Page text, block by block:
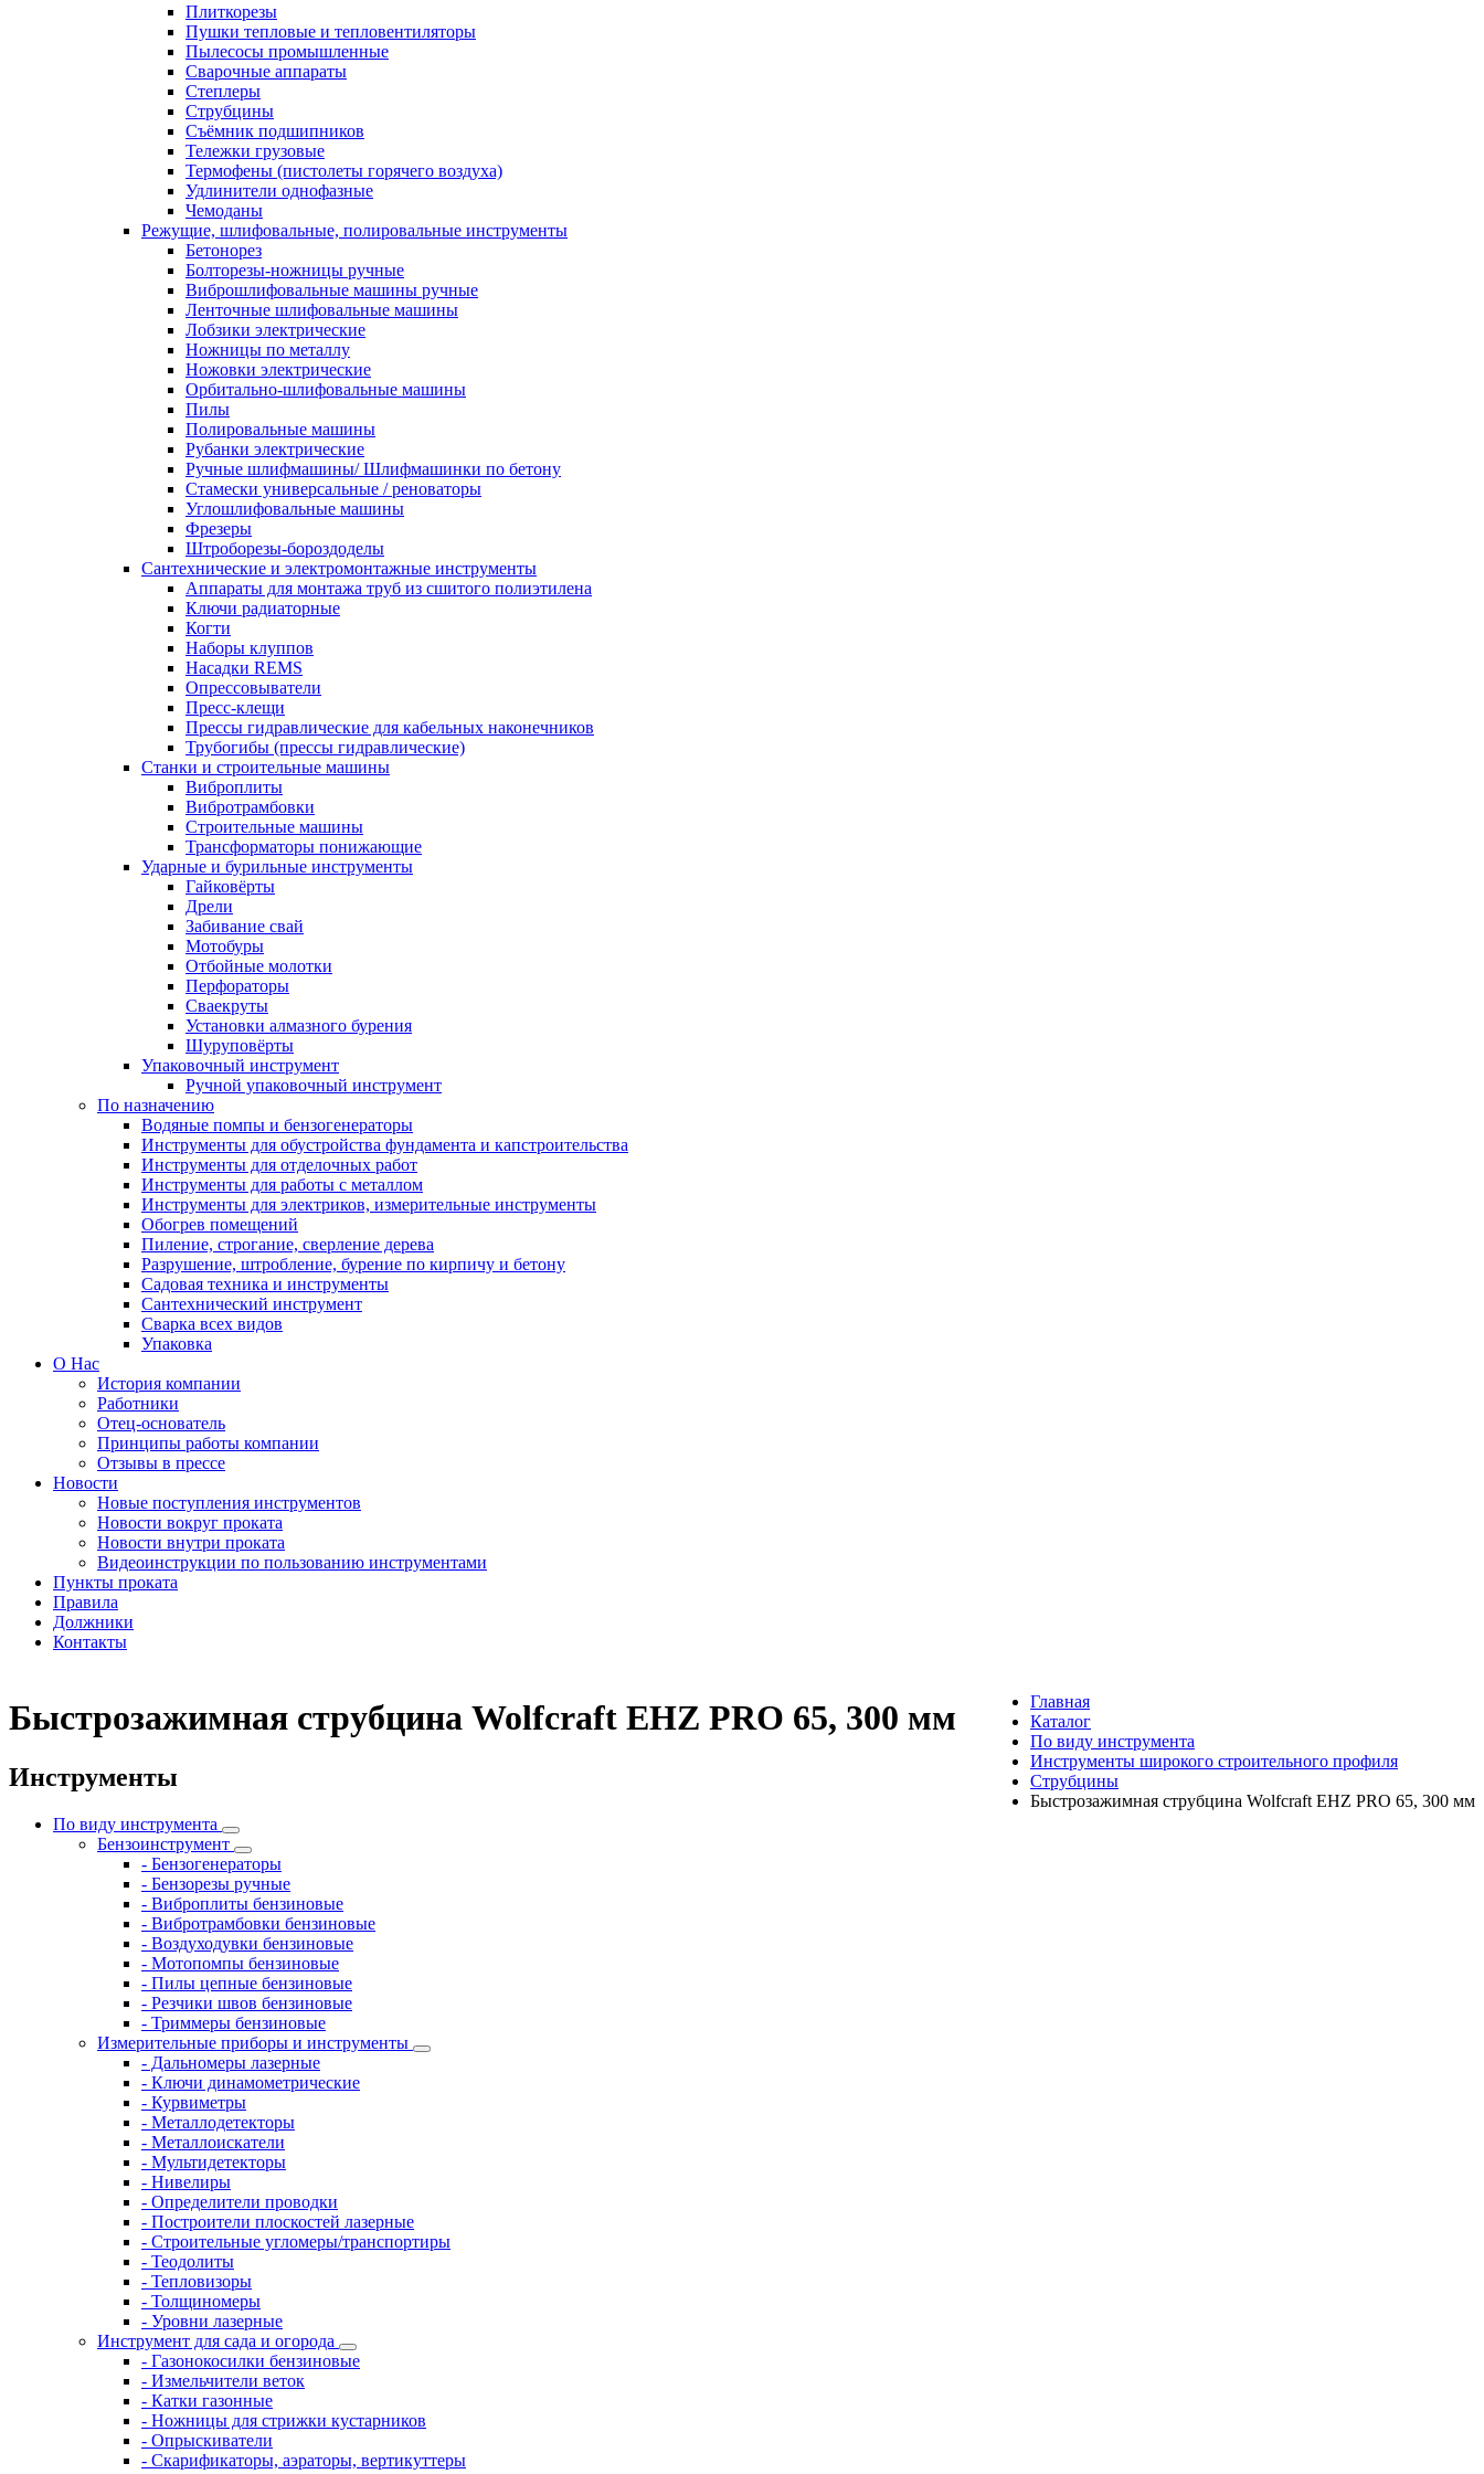
Плиткорезы
Пушки тепловые и тепловентиляторы
Пылесосы промышленные
Сварочные аппараты
Степлеры
Струбцины
Съёмник подшипников
Тележки грузовые
Термофены (пистолеты горячего воздуха)
Удлинители однофазные
Чемоданы
Режущие, шлифовальные, полировальные инструменты
Бетонорез
Болторезы-ножницы ручные
Виброшлифовальные машины ручные
Ленточные шлифовальные машины
Лобзики электрические
Ножницы по металлу
Ножовки электрические
Орбитально-шлифовальные машины
Пилы
Полировальные машины
Рубанки электрические
Ручные шлифмашины/ Шлифмашинки по бетону
Стамески универсальные / реноваторы
Углошлифовальные машины
Фрезеры
Штроборезы-бороздоделы
Сантехнические и электромонтажные инструменты
Аппараты для монтажа труб из сшитого полиэтилена
Ключи радиаторные
Когти
Наборы клуппов
Насадки REMS
Опрессовыватели
Пресс-клещи
Прессы гидравлические для кабельных наконечников
Трубогибы (прессы гидравлические)
Станки и строительные машины
Виброплиты
Вибротрамбовки
Строительные машины
Трансформаторы понижающие
Ударные и бурильные инструменты
Гайковёрты
Дрели
Забивание свай
Мотобуры
Отбойные молотки
Перфораторы
Сваекруты
Установки алмазного бурения
Шуруповёрты
Упаковочный инструмент
Ручной упаковочный инструмент
По назначению
Водяные помпы и бензогенераторы
Инструменты для обустройства фундамента и капстроительства
Инструменты для отделочных работ
Инструменты для работы с металлом
Инструменты для электриков, измерительные инструменты
Обогрев помещений
Пиление, строгание, сверление дерева
Разрушение, штробление, бурение по кирпичу и бетону
Садовая техника и инструменты
Сантехнический инструмент
Сварка всех видов
Упаковка
О Нас
История компании
Работники
Отец-основатель
Принципы работы компании
Отзывы в прессе
Новости
Новые поступления инструментов
Новости вокруг проката
Новости внутри проката
Видеоинструкции по пользованию инструментами
Пункты проката
Правила
Должники
Контакты
Быстрозажимная струбцина Wolfcraft EHZ PRO 65, 300 мм
Главная
Каталог
По виду инструмента
Инструменты широкого строительного профиля
Струбцины
Быстрозажимная струбцина Wolfcraft EHZ PRO 65, 300 мм
Инструменты
По виду инструмента
Бензоинструмент
- Бензогенераторы
- Бензорезы ручные
- Виброплиты бензиновые
- Вибротрамбовки бензиновые
- Воздуходувки бензиновые
- Мотопомпы бензиновые
- Пилы цепные бензиновые
- Резчики швов бензиновые
- Триммеры бензиновые
Измерительные приборы и инструменты
- Дальномеры лазерные
- Ключи динамометрические
- Курвиметры
- Металлодетекторы
- Металлоискатели
- Мультидетекторы
- Нивелиры
- Определители проводки
- Построители плоскостей лазерные
- Строительные угломеры/транспортиры
- Теодолиты
- Тепловизоры
- Толщиномеры
- Уровни лазерные
Инструмент для сада и огорода
- Газонокосилки бензиновые
- Измельчители веток
- Катки газонные
- Ножницы для стрижки кустарников
- Опрыскиватели
- Скарификаторы, аэраторы, вертикуттеры